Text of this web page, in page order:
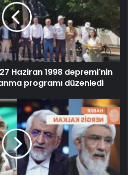
Haziran 1998 depremi'nin
programı düzenledi